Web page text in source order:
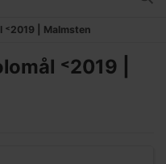
˂2019 | Malmsten
˂2019 |